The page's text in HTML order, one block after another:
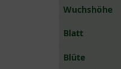
Wuchshöhe
Blatt
Blüte